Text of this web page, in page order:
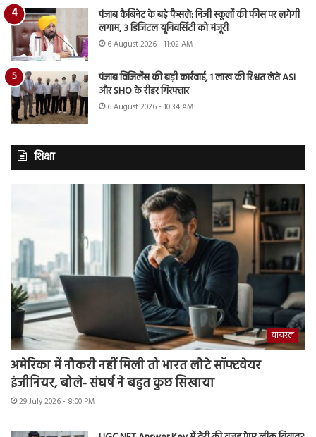
पंजाब कैबिनेट के बड़े फैसले: निजी स्कूलों की फीस पर लगेगी
लगाम, 3 डिजिटल यूनिवर्सिटी को मंजूरी
6 August 2026 - 11:02 AM
पंजाब विजिलेंस की बड़ी कार्रवाई, 1 लाख की रिश्वत लेते ASI
और SHO के रीडर गिरफ्तार
6 August 2026 - 10:34 AM
शिक्षा
वायरल
अमेरिका में नौकरी नहीं मिली तो भारत लौटे सॉफ्टवेयर
इंजीनियर, बोले- संघर्ष ने बहुत कुछ सिखाया
29 July 2026 - 8:00 PM